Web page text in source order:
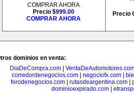
COMPRAR AHORA
Precio $999.00
COMPRAR AHORA
Precio
dominios en venta:
DiaDeCompra.com|
corredordenegocios.com
negociofx.com
forodenegocios.com| rutasdeargentina.com|
dominioexpirado.com|